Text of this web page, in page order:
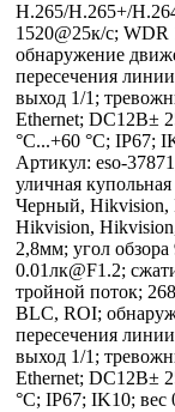
H.265/H.265+/
1520@25к/с;
обнаружение
пересечения
выход 1/1;
Ethernet; DC12В±
°C...+60 °C; IP67;
Артикул: eso-
уличная
Черный,
Hikvision,
2,8мм; угол
0.01лк@F1.2;
тройной поток;
BLC, ROI;
пересечения
выход 1/1;
Ethernet; DC12В±
°C; IP67; IK10; вес